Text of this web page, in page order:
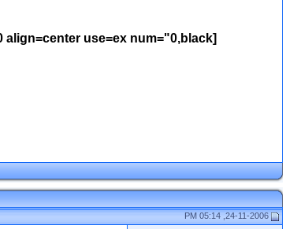
[poem=font="Simplified Arabic,5,,bold,normal" bkcolor="transparent" bkimage="" border="none,4," type=3 line=0 align=center use=ex num="0,black"]
24-11-2006, 05:14 PM